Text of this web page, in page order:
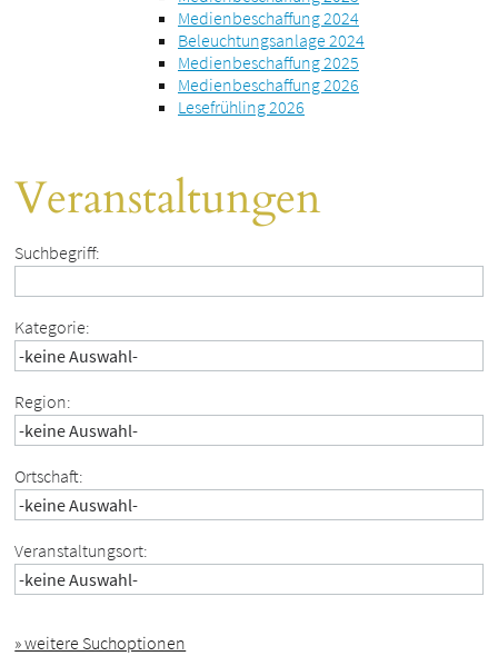
Medienbeschaffung 2024
Beleuchtungsanlage 2024
Medienbeschaffung 2025
Medienbeschaffung 2026
Lesefrühling 2026
Veranstaltungen
Suchbegriff:
Kategorie:
Region:
Ortschaft:
Veranstaltungsort:
» weitere Suchoptionen